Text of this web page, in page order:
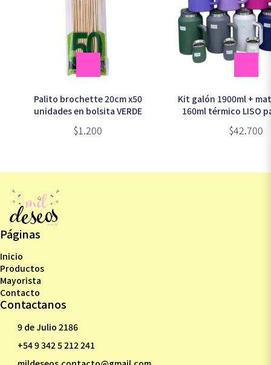
Palito brochette 20cm x50
unidades en bolsita VERDE
$1.200
Kit galón 1900ml +
160ml térmico LISO
con sorbete
$42.700
Páginas
Inicio
Productos
Mayorista
Contacto
Contactanos
9 de Julio 2186
+54 9 342 5 212 241